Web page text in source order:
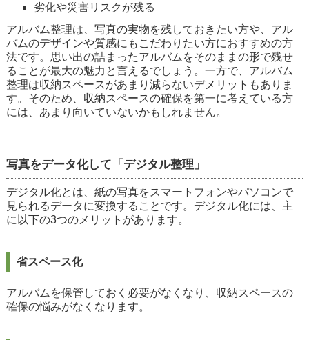
劣化や災害リスクが残る
アルバム整理は、写真の実物を残しておきたい方や、アル
バムのデザインや質感にもこだわりたい方におすすめの方
法です。思い出の詰まったアルバムをそのままの形で残せ
ることが最大の魅力と言えるでしょう。一方で、アルバム
整理は収納スペースがあまり減らないデメリットもありま
す。そのため、収納スペースの確保を第一に考えている方
には、あまり向いていないかもしれません。
写真をデータ化して「デジタル整理」
デジタル化とは、紙の写真をスマートフォンやパソコンで
見られるデータに変換することです。デジタル化には、主
に以下の3つのメリットがあります。
省スペース化
アルバムを保管しておく必要がなくなり、収納スペースの
確保の悩みがなくなります。